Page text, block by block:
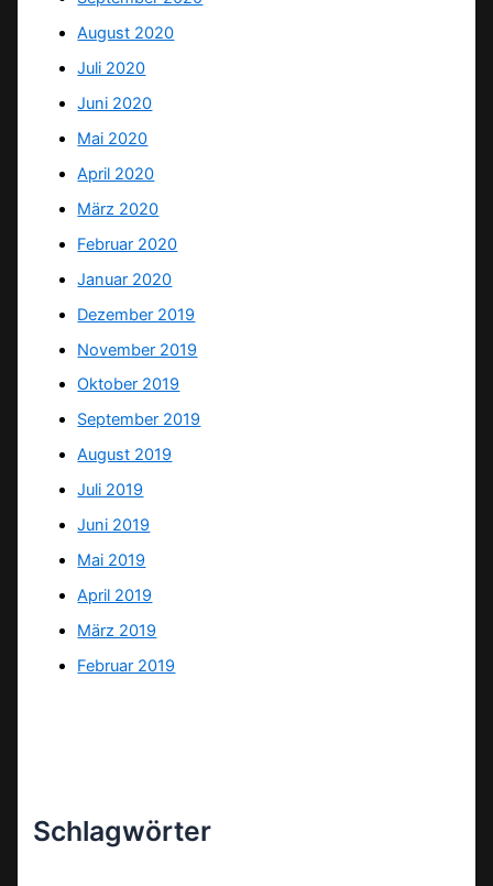
August 2020
Juli 2020
Juni 2020
Mai 2020
April 2020
März 2020
Februar 2020
Januar 2020
Dezember 2019
November 2019
Oktober 2019
September 2019
August 2019
Juli 2019
Juni 2019
Mai 2019
April 2019
März 2019
Februar 2019
Schlagwörter